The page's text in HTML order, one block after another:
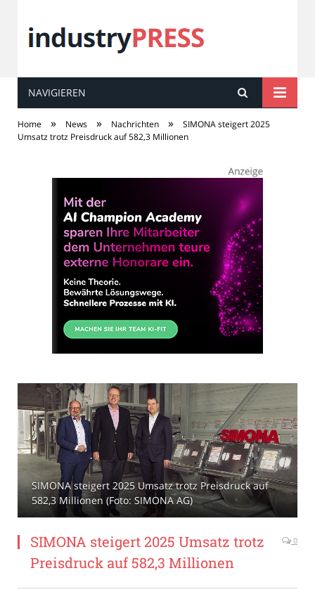
industryPRESS
NAVIGIEREN
Home » News » Nachrichten »
SIMONA steigert 2025
Umsatz trotz Preisdruck auf 582,3 Millionen
SIMONA steigert 2025 Umsatz trotz Preisdruck auf
582,3 Millionen (Foto: SIMONA AG)
SIMONA steigert 2025 Umsatz trotz
Preisdruck auf 582,3 Millionen
0